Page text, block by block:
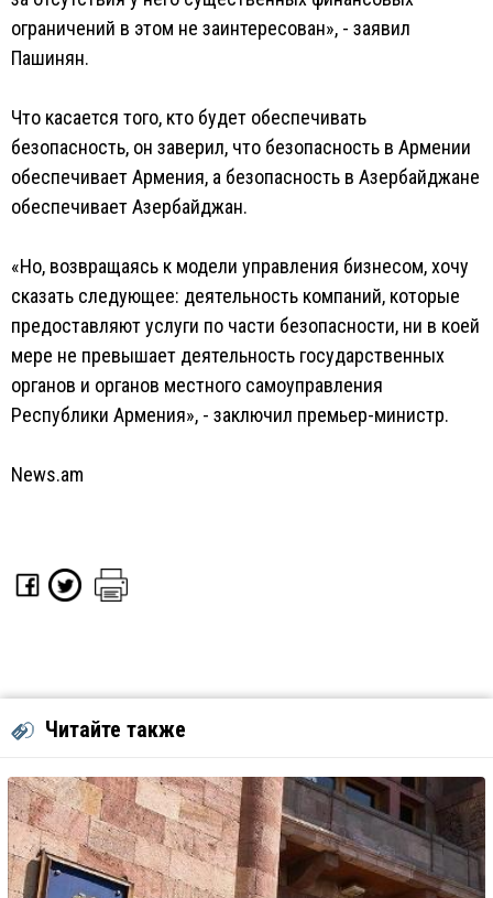
ограничений в этом не заинтересован», - заявил
Пашинян.
Что касается того, кто будет обеспечивать
безопасность, он заверил, что безопасность в Армении
обеспечивает Армения, а безопасность в Азербайджане
обеспечивает Азербайджан.
«Но, возвращаясь к модели управления бизнесом, хочу
сказать следующее: деятельность компаний, которые
предоставляют услуги по части безопасности, ни в коей
мере не превышает деятельность государственных
органов и органов местного самоуправления
Республики Армения», - заключил премьер-министр.
News.am
Читайте также